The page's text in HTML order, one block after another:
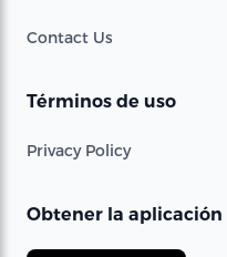
Contact Us
Términos de uso
Privacy Policy
Obtener la aplicación